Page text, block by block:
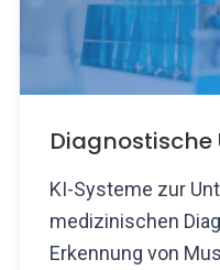
KI-Systeme zur
medizinischen
Erkennung von